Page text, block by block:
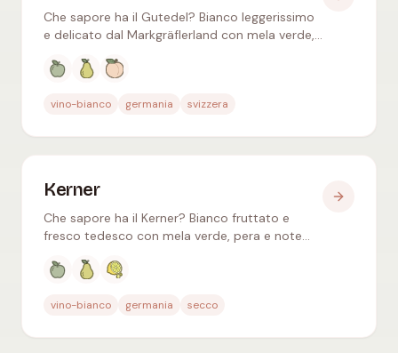
Che sapore ha il Gutedel? Bianco leggerissimo
e delicato dal Markgräflerland con mela verde,
Svizzera.
Aromi tipici
vino-bianco germania svizzera
Kerner
Che sapore ha il Kerner? Bianco fruttato e
fresco tedesco con mela verde, pera e note
spesso abboccato.
Aromi tipici
vino-bianco germania secco